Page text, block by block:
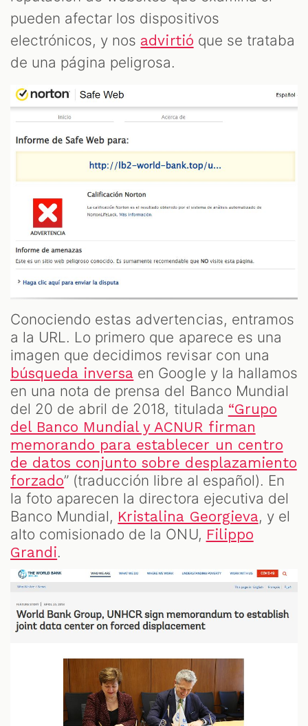
pueden afectar los dispositivos
electrónicos, y nos advirtió que se trataba
de una página peligrosa.
Conociendo estas advertencias, entramos
a la URL. Lo primero que aparece es una
imagen que decidimos revisar con una
búsqueda inversa en Google y la hallamos
en una nota de prensa del Banco Mundial
del 20 de abril de 2018, titulada “Grupo
del Banco Mundial y ACNUR firman
memorando para establecer un centro
de datos conjunto sobre desplazamiento
forzado” (traducción libre al español). En
la foto aparecen la directora ejecutiva del
Banco Mundial, Kristalina Georgieva, y el
alto comisionado de la ONU, Filippo
Grandi.